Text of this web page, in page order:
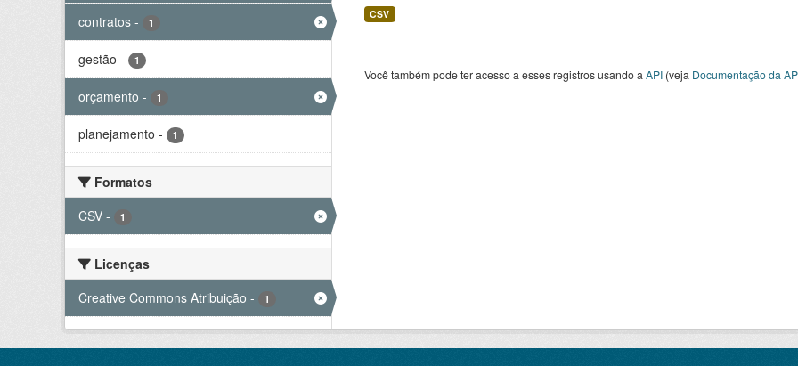
contratos - 1
gestão - 1
orçamento - 1
planejamento - 1
Formatos
CSV - 1
Licenças
Creative Commons Atribuição - 1
CSV
Você também pode ter acesso a esses registros usando a API(veja Documentação da